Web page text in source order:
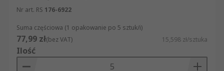
Nr art. RS 176-6922
Suma częściowa (1 opakowanie po 5 sztuk/i)
77,99 zł(bez VAT) 15,598 zł/sztuka
Ilość